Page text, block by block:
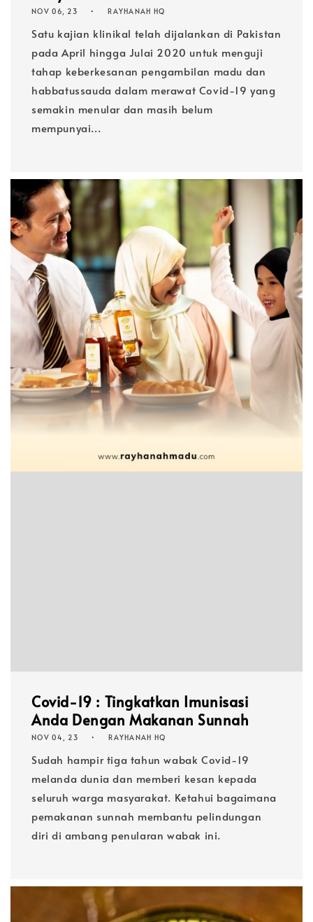
NOV 06, 23 RAYHANAH HQ
Satu kajian klinikal telah dijalankan di Pakistan
pada April hingga Julai 2020 untuk menguji
tahap keberkesanan pengambilan madu dan
habbatussauda dalam merawat Covid-19 yang
semakin menular dan masih belum
mempunyai...
Covid-19 : Tingkatkan Imunisasi
Anda Dengan Makanan Sunnah
NOV 04, 23 RAYHANAH HQ
Sudah hampir tiga tahun wabak Covid-19
melanda dunia dan memberi kesan kepada
seluruh warga masyarakat. Ketahui bagaimana
pemakanan sunnah membantu pelindungan
diri di ambang penularan wabak ini.